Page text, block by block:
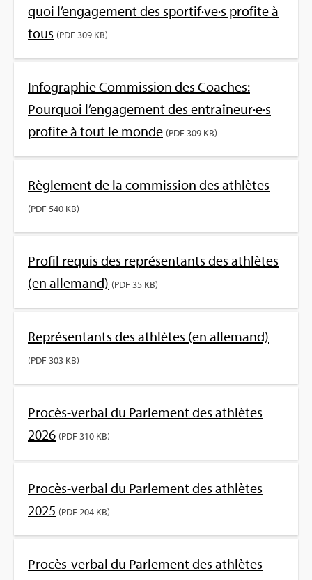
quoi l’en­ga­ge­ment des spor­tif·ve·s pro­fite à
tous (PDF 309 KB)
Info­gra­phie Com­mis­sion des Coaches:
Pour­quoi l’en­ga­ge­ment des entraî­neur·e·s
pro­fite à tout le monde (PDF 309 KB)
Règle­ment de la com­mis­sion des ath­lètes
(PDF 540 KB)
Pro­fil requis des repré­sen­tants des ath­lètes
(en alle­mand) (PDF 35 KB)
Repré­sen­tants des ath­lètes (en alle­mand)
(PDF 303 KB)
Pro­cès-ver­bal du Par­le­ment des ath­lètes
2026 (PDF 310 KB)
Pro­cès-ver­bal du Par­le­ment des ath­lètes
2025 (PDF 204 KB)
Pro­cès-ver­bal du Par­le­ment des ath­lètes